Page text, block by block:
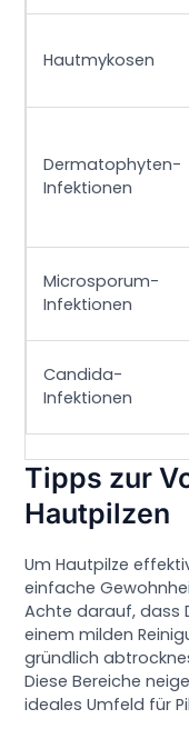
Hautmykosen
Dermatophyten-
Infektionen
Microsporum-
Infektionen
Candida-
Infektionen
Tipps zur
Hautpilzen
Um Hautpilze
einfache
Achte darauf, dass
einem milden
gründlich
Diese Bereiche
ideales Umfeld für